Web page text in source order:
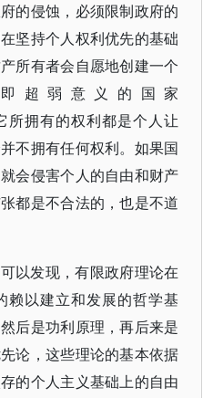
的侵蚀，必须限制政府的
坚持个人权利优先的基础
所有者会自愿地创建一个
超弱意义的国家
拥有的权利都是个人让
不拥有任何权利。如果国
会侵害个人的自由和财产
都是不合法的，也是不道
以发现，有限政府理论在
赖以建立和发展的哲学基
后是功利原理，再后来是
论，这些理论的基本依据
的个人主义基础上的自由